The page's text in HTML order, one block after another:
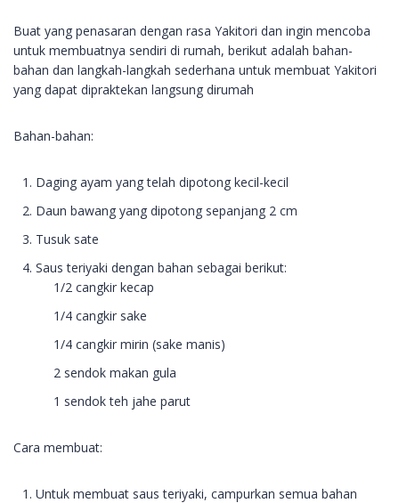
Buat yang penasaran dengan rasa Yakitori dan ingin mencoba
untuk membuatnya sendiri di rumah, berikut adalah bahan-
bahan dan langkah-langkah sederhana untuk membuat Yakitori
yang dapat dipraktekan langsung dirumah
Bahan-bahan:
Daging ayam yang telah dipotong kecil-kecil
Daun bawang yang dipotong sepanjang 2 cm
Tusuk sate
Saus teriyaki dengan bahan sebagai berikut:
1/2 cangkir kecap
1/4 cangkir sake
1/4 cangkir mirin (sake manis)
2 sendok makan gula
1 sendok teh jahe parut
Cara membuat:
Untuk membuat saus teriyaki, campurkan semua bahan